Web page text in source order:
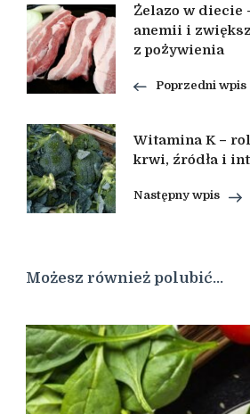
Nawigacja
wpisu
Żelazo w diecie
anemii i
z pożywienia
Poprzedni wpis
Witamina K –
krwi, źródła i
Następny wpis
Możesz również polubić…